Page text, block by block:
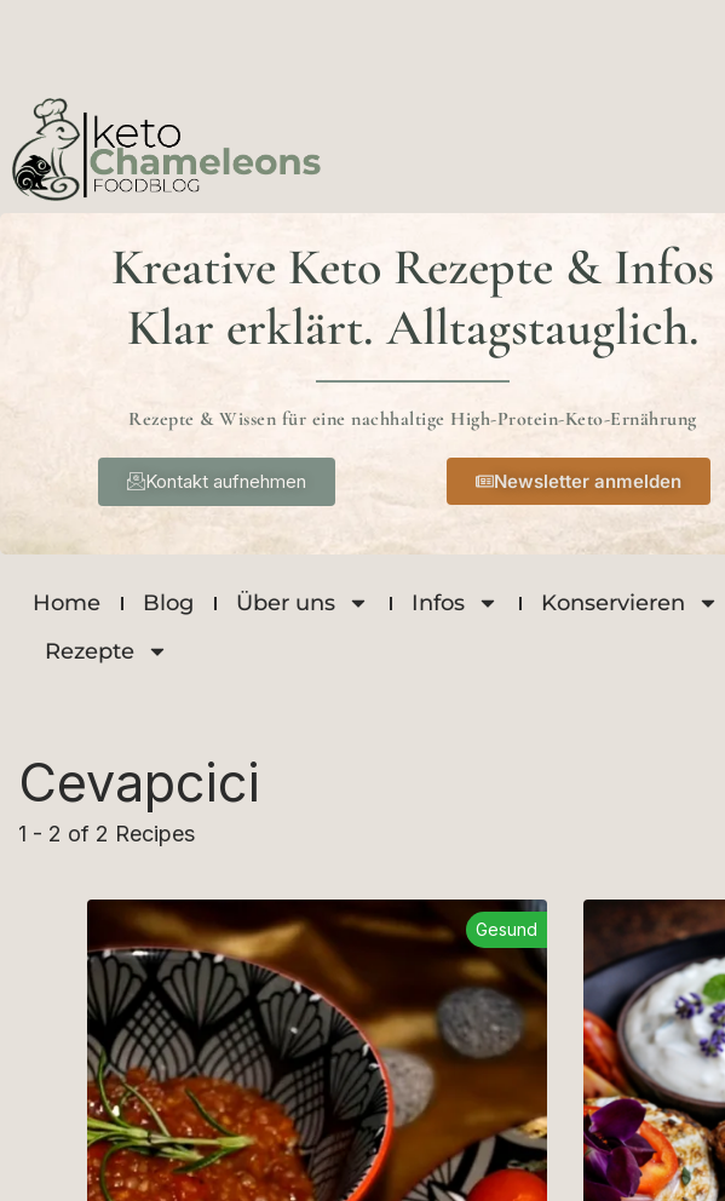
Kreative Keto Rezepte & Infos
Klar erklärt. Alltagstauglich.
Rezepte & Wissen für eine nachhaltige High-Protein-Keto-Ernährung
Kontakt aufnehmen Newsletter anmelden
Home Blog Über uns Infos Konservieren
Rezepte
Cevapcici
1 - 2 of 2 Recipes
Gesund